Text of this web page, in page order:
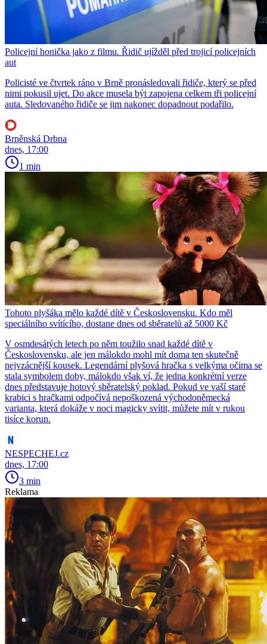
Policejní honička jako z filmu. Řidič ujížděl před trojicí policejních
aut
Policisté ve čtvrtek ráno v Brně pronásledovali řidiče, který se před
nimi pokusil ujet. Do akce musela být zapojena celkem tři policejní
auta. Sledovaného řidiče se jim nakonec dopadnout podařilo.
Brněnská Drbna
dnes, 17:00
1 min
Tohoto plyšáka mělo každé dítě v Československu. Kdo měl
speciálního svítícího, dostane dnes od sběratelů až 5000 Kč
V osmdesátých letech po něm toužilo snad každé dítě v
Československu, ale jen málokdo mohl mít doma ten skutečně
nejvzácnější kousek. Legendární plyšová hračka s velkýma očima se
stala symbolem doby, málokdo však ví, že jedna konkrétní verze
dnes představuje hotový sběratelský poklad. Pokud ve vaší staré
krabici s hračkami odpočívá nepoškozená východoněmecká
varianta, která dokáže v noci magicky svítit, můžete mít v rukou
tisíce korun.
NESPECHEJ.cz
dnes, 17:00
3 min
Reklama